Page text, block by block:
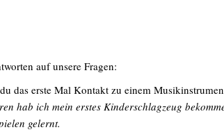
auf unsere Fragen:
das erste Mal Kontakt zu einem
hab ich mein erstes Kinderschlagzeug
gelernt.